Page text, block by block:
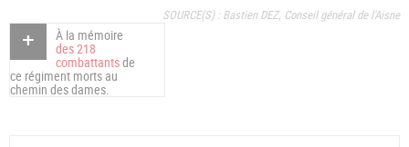
SOURCE(S) : Bastien DEZ, Conseil général de l'Aisne
À la mémoire
des 218
combattantsde
ce régiment morts au
chemin des dames.